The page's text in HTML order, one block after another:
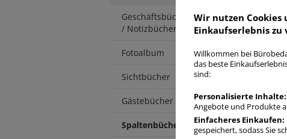
Geschäftsbücher / Kladden
/ Notizbücher
Fotoalbum
Sichtbücher
Gästebücher
Spaltenbücher
Wir nutzen Cookies
Einkaufserlebnis zu
Willkommen bei
das beste
sind:
Personalisierte Inhalte:
Angebote und Produkte
Einfacheres Einkaufen:
gespeichert, sodass Sie